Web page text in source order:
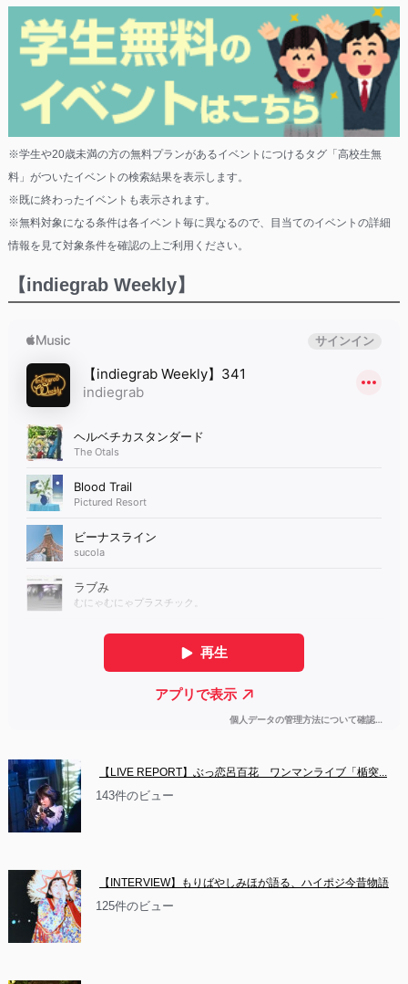
※学生や20歳未満の方の無料プランがあるイベントにつけるタグ「高校生無
料」がついたイベントの検索結果を表示します。
※既に終わったイベントも表示されます。
※無料対象になる条件は各イベント毎に異なるので、目当てのイベントの詳細
情報を見て対象条件を確認の上ご利用ください。
【indiegrab Weekly】
【LIVE REPORT】ぶっ恋呂百花　ワンマンライブ「楯突...
143件のビュー
【INTERVIEW】もりばやしみほが語る、ハイポジ今昔物語
125件のビュー